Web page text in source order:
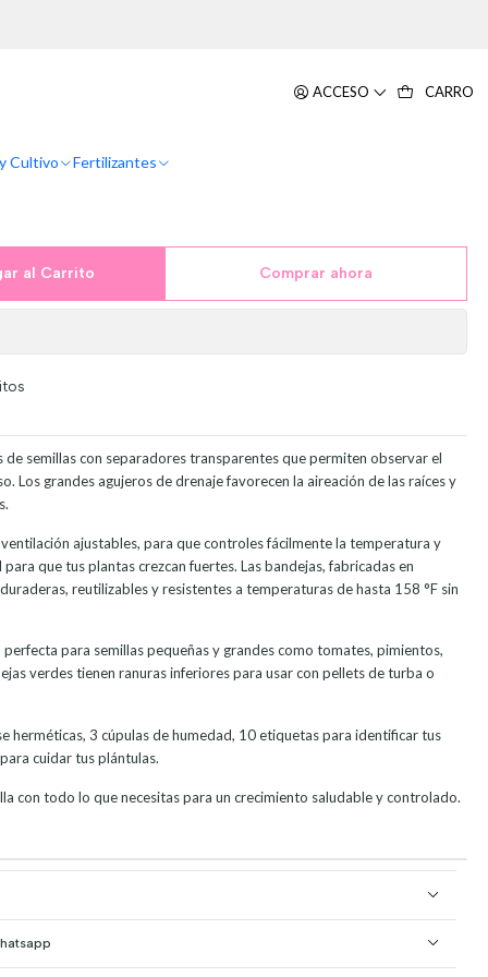
ACCESO CARRO
Cultivo Fertilizantes
Bandejas + Cupula Y
al Carrito Comprar ahora
semillas con separadores transparentes que permiten observar el
Los grandes agujeros de drenaje favorecen la aireación de las raíces y
ajustables, para que controles fácilmente la temperatura y
que tus plantas crezcan fuertes. Las bandejas, fabricadas en
reutilizables y resistentes a temperaturas de hasta 158 °F sin
para semillas pequeñas y grandes como tomates, pimientos,
verdes tienen ranuras inferiores para usar con pellets de turba o
herméticas, 3 cúpulas de humedad, 10 etiquetas para identificar tus
cuidar tus plántulas.
con todo lo que necesitas para un crecimiento saludable y controlado.